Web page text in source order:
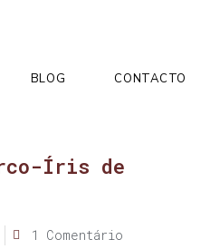
BLOG CONTACTO
Íris de
1 Comentário